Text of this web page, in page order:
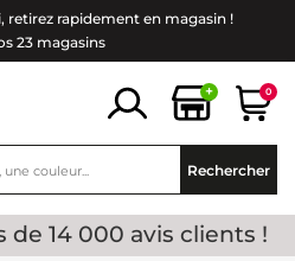
rapidement en magasin !
23 magasins
+ 0
Rechercher
de 14 000 avis clients !